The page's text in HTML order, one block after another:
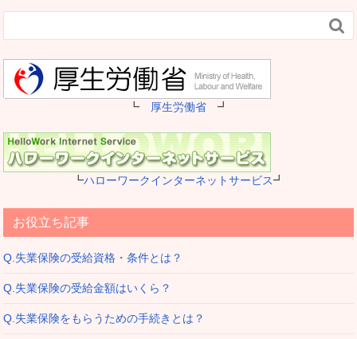

┗ 厚生労働省 ┛
┗ハローワークインターネットサービス┛
お役立ち記事
Q.失業保険の受給資格・条件とは？
Q.失業保険の受給金額はいくら？
Q.失業保険をもらうための手続きとは？